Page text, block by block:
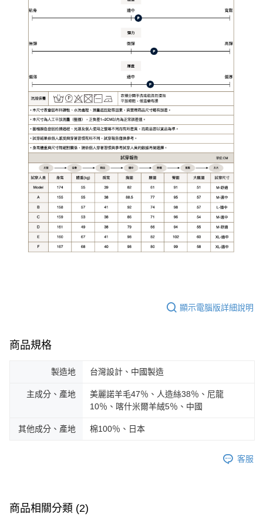
顯示電腦版詳細說明
商品規格
製造地 台灣設計、中國製造
主成分、產地
美麗諾羊毛47％、人造絲38％、尼龍
10％、喀什米爾羊絨5％、中國
其他成分、產地 棉100％、日本
客服
商品相關分類 (2)